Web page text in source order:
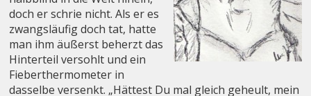
doch er schrie nicht. Als er es
zwangsläufig doch tat, hatte
man ihm äußerst beherzt das
Hinterteil versohlt und ein
Fieberthermometer in
dasselbe versenkt. „Hättest Du mal gleich geheult, mein